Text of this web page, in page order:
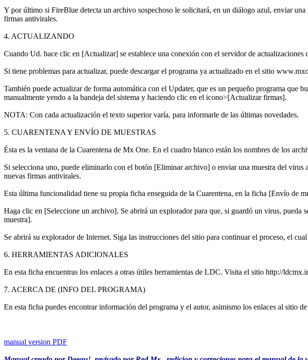
Y por último si FireBlue detecta un archivo sospechoso le solicitará, en un diálogo azul, enviar
firmas antivirales.
4. ACTUALIZANDO
Cuando Ud. hace clic en [Actualizar] se establece una conexión con el servidor de
Si tiene problemas para actualizar, puede descargar el programa ya actualizado en el sitio
También puede actualizar de forma automática con el Updater, que es un pequeño programa que
manualmente yendo a la bandeja del sistema y haciendo clic en el icono>[Actualizar firmas].
NOTA: Con cada actualización el texto superior varía, para informarle de las últimas novedades.
5. CUARENTENA Y ENVÍO DE MUESTRAS
Ésta es la ventana de la Cuarentena de Mx One. En el cuadro blanco están los nombres de los
Si selecciona uno, puede eliminarlo con el botón [Eliminar archivo] o enviar una muestra del
nuevas firmas antivirales.
Esta última funcionalidad tiene su propia ficha enseguida de la Cuarentena, en la ficha [Envío de
Haga clic en [Seleccione un archivo]. Se abrirá un explorador para que, si guardó un virus,
muestra].
Se abrirá su explorador de Internet. Siga las instrucciones del sitio para continuar el proceso, el
6. HERRAMIENTAS ADICIONALES
En esta ficha encuentras los enlaces a otras útiles herramientas de LDC. Visita el sitio http://
7. ACERCA DE (INFO DEL PROGRAMA)
En esta ficha puedes encontrar información del programa y el autor, asimismo los enlaces al sitio
manual version PDF